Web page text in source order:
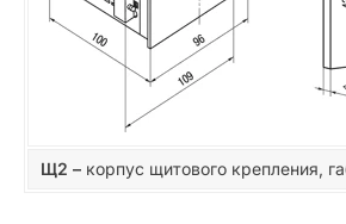
Щ2 – корпус щитового крепления,